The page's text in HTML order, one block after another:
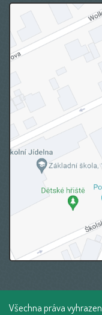
Všechna práva